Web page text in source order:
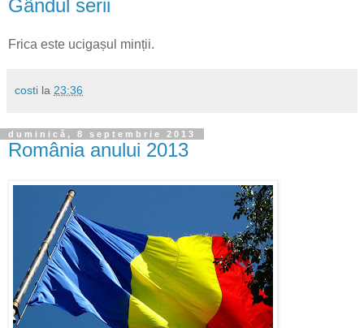
Gândul serii
Frica este ucigașul minții.
costi la 23:36
duminică, 8 septembrie 2013
România anului 2013